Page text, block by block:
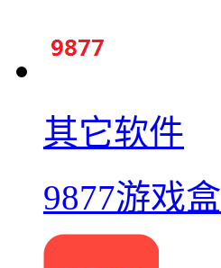
其它软件
9877游戏盒